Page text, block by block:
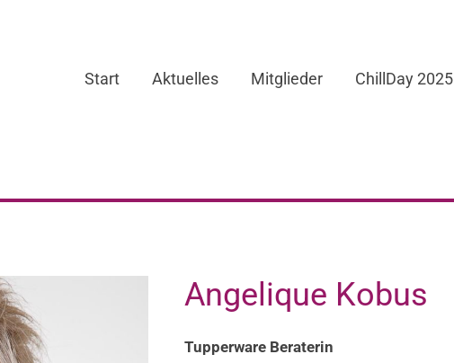
Start
Aktuelles Mitglieder ChillDay 2025
Angelique Kobus
Tupperware Beraterin